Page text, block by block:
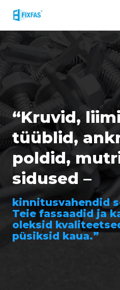
Skip
content
“Kruvid,
tüüblid,
poldid,
sidused –
kinnitusvahendid
Teie fassaadid ja
oleksid
püsiksid kaua.”